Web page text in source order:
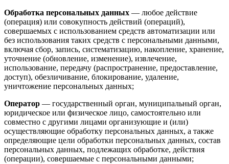
Обработка персональных данных — любое действие
(операция) или совокупность действий (операций),
совершаемых с использованием средств автоматизации или
без использования таких средств с персональными данными,
включая сбор, запись, систематизацию, накопление, хранение,
уточнение (обновление, изменение), извлечение,
использование, передачу (распространение, предоставление,
доступ), обезличивание, блокирование, удаление,
уничтожение персональных данных;
Оператор — государственный орган, муниципальный орган,
юридическое или физическое лицо, самостоятельно или
совместно с другими лицами организующие и (или)
осуществляющие обработку персональных данных, а также
определяющие цели обработки персональных данных, состав
персональных данных, подлежащих обработке, действия
(операции), совершаемые с персональными данными;